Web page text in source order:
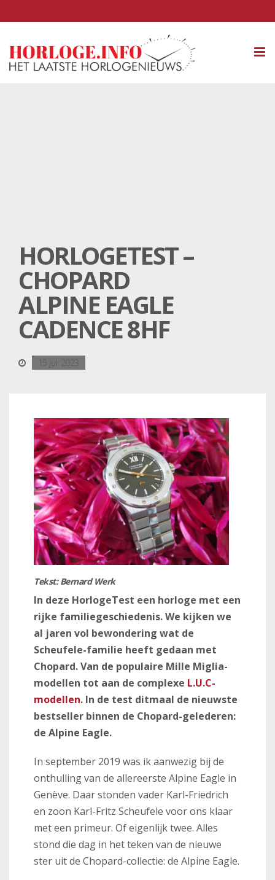
HORLOGETEST –
CHOPARD
ALPINE EAGLE
CADENCE 8HF
15 juli 2023
Tekst: Bernard Werk
In deze HorlogeTest een horloge met een
rijke familiegeschiedenis. We kijken we
al jaren vol bewondering wat de
Scheufele-familie heeft gedaan met
Chopard. Van de populaire Mille Miglia-
modellen tot aan de complexe L.U.C-
modellen. In de test ditmaal de nieuwste
bestseller binnen de Chopard-gelederen:
de Alpine Eagle.
In september 2019 was ik aanwezig bij de
onthulling van de allereerste Alpine Eagle in
Genève. Daar stonden vader Karl-Friedrich
en zoon Karl-Fritz Scheufele voor ons klaar
met een primeur. Of eigenlijk twee. Alles
stond die dag in het teken van de nieuwe
ster uit de Chopard-collectie: de Alpine Eagle.